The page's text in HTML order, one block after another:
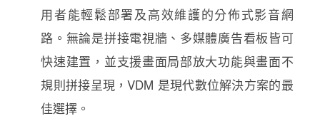
用者能輕鬆部署及高效維護的分佈式影音網
路。無論是拼接電視牆、多媒體廣告看板皆可
快速建置，並支援畫面局部放大功能與畫面不
規則拼接呈現，VDM 是現代數位解決方案的最
佳選擇。